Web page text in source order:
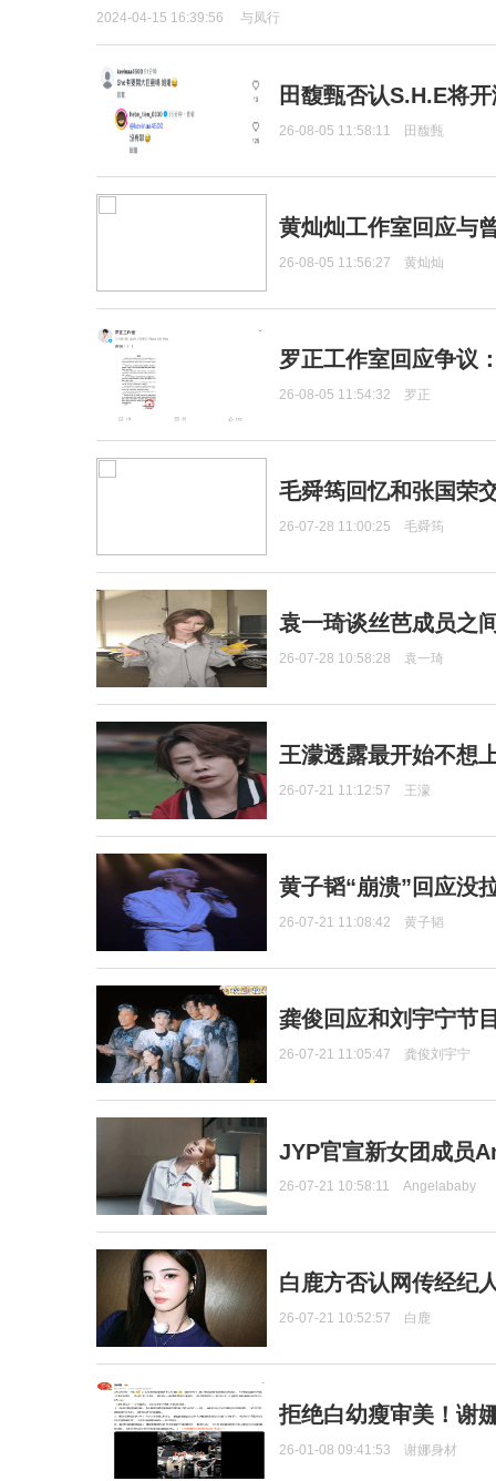
2024-04-15 16:39:56 与凤行
田馥甄否认S.H.E将
26-08-05 11:58:11 田馥甄
黄灿灿工作室回应与
26-08-05 11:56:27 黄灿灿
罗正工作室回应争议
26-08-05 11:54:32 罗正
毛舜筠回忆和张国荣
26-07-28 11:00:25 毛舜筠
袁一琦谈丝芭成员之
26-07-28 10:58:28 袁一琦
王濛透露最开始不想
26-07-21 11:12:57 王濛
黄子韬“崩溃”回应没
26-07-21 11:08:42 黄子韬
龚俊回应和刘宇宁节
26-07-21 11:05:47 龚俊刘宇宁
JYP官宣新女团成员
26-07-21 10:58:11 Angelababy
白鹿方否认网传经纪
26-07-21 10:52:57 白鹿
拒绝白幼瘦审美！谢
26-01-08 09:41:53 谢娜身材